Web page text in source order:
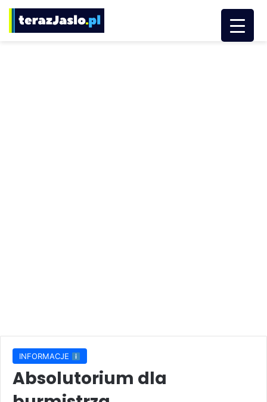
INFORMACJE
Absolutorium dla